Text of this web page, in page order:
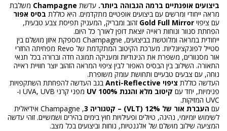
ביצועים אופנתיים ברמה הגבוהה ביותר. עדשת Champagne משלבת
מראה ייחודי ומרשים עם ביצועים אופטיים מתקדמים. היא כוללת בסיס אפור
עם ציפוי Gold Full Mirror זהוב ומבריק, המעניק תפיסת צבע טבעית,
הפחתת סנוור ונוחות ראייה יוצאת דופן לאורך כל היום.
ייחודית במראה ומלוטשת בביצועים, Champagne מספקת איזון מושלם בין
סטייל לפונקציונליות. מערכת הקיטוב המתקדמת של Revo מפחיתה החזרי
אור מסנוורים, משפרת את הניגודיות ומעניקה תמונה חדה וברורה בכל תנאי
התאורה. השילוב בין הבסיס האפור לבין ציפוי המראה הזהוב יוצר חוויית ראייה
נוחה, עם צבעים טבעיים ותחושת עומק משופרת.
העדשה כוללת ציפוי Anti-Reflective
בגב העדשה להפחתת השתקפויות
פנימיות, יחד עם קיטוב מלא והגנת 100% UV
מפני קרני UVA, UVB ו-
UVC המזיקות.
עם העברת אור של 12% (VLT) – קטגוריה 3
, Champagne אידיאלית
לשימוש יומיומי, נהיגה, טיולים ופעילויות חוץ בימים בהירים ושמשיים. זוהי עדשה
המציעה שילוב מושלם של אלגנטיות, נוחות וביצועים בכל מצב.